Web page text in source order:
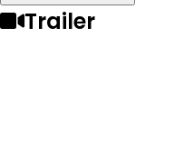
Trailer